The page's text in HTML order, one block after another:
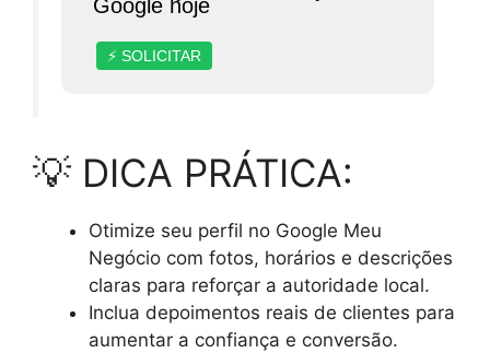
Google hoje
⚡ SOLICITAR
💡 DICA PRÁTICA:
Otimize seu perfil no Google Meu
Negócio com fotos, horários e descrições
claras para reforçar a autoridade local.
Inclua depoimentos reais de clientes para
aumentar a confiança e conversão.